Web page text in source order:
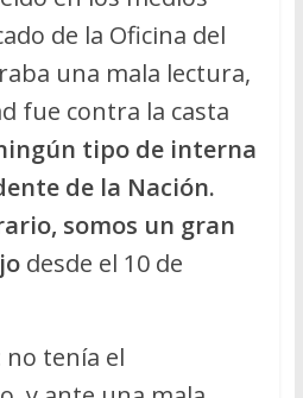
de la Oficina del
una mala lectura,
fue contra la casta
tipo de interna
de la Nación.
somos un gran
desde el 10 de
no tenía el